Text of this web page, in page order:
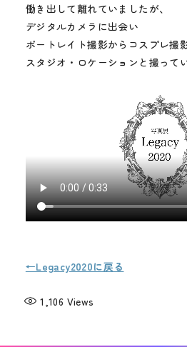
働き出して離れていましたが、
デジタルカメラに出会い
ポートレイト撮影からコスプレ撮
スタジオ・ロケーションと撮って
←Legacy2020に戻る
1,106 Views